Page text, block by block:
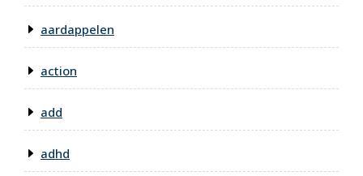
aardappelen
action
add
adhd